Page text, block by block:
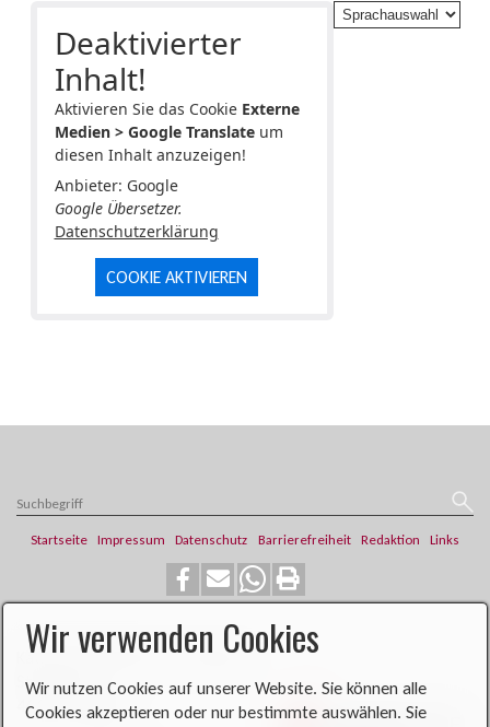
Deaktivierter
Inhalt!
Aktivieren Sie das Cookie Externe
Medien > Google Translateum
diesen Inhalt anzuzeigen!
Anbieter: Google
Google Übersetzer.
Datenschutzerklärung
COOKIE AKTIVIEREN
Startseite Impressum Datenschutz Barrierefreiheit Redaktion Links
​​​​Katholische Pfarrei St. Franziskus
Steinweg 6
46419 Isselburg
Wir verwenden Cookies
Wir nutzen Cookies auf unserer Website. Sie können alle
Cookies akzeptieren oder nur bestimmte auswählen. Sie